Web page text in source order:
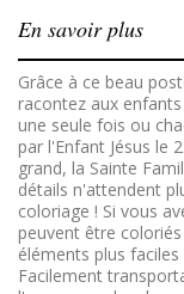
En savoir plus
Grâce à ce beau
racontez aux
une seule fois ou
par l'Enfant Jésus le
grand, la Sainte
détails n'attendent
coloriage ! Si vous
peuvent être
éléments plus
Facilement